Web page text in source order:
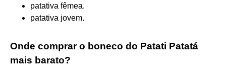
patativa fêmea.
patativa jovem.
Onde comprar o boneco do Patati Patatá
mais barato?